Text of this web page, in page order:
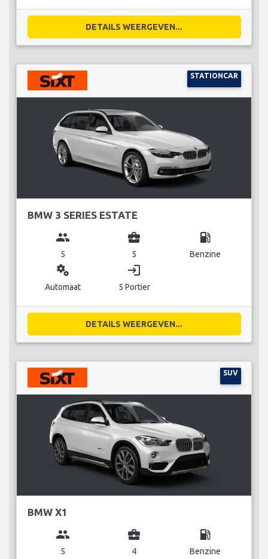
DETAILS WEERGEVEN...
STATIONCAR
BMW 3 SERIES ESTATE
group
5
business_center
5
local_gas_station
Benzine
miscellaneous_services
Automaat
login
5 Portier
DETAILS WEERGEVEN...
SUV
BMW X1
group
5
business_center
4
local_gas_station
Benzine